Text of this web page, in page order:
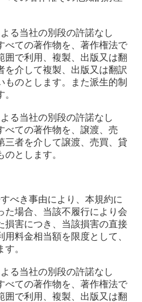
る当社の別段の許諾なし
べての著作物を、著作権法で
囲で利用、複製、出版又は翻
を介して複製、出版又は翻訳
のとします。また派生的制
る当社の別段の許諾なし
べての著作物を、譲渡、売
三者を介して譲渡、売買、貸
とします。
べき事由により、本規約に
た場合、当該不履行により会
損害につき、当該損害の直接
料金相当額を限度として、
。
る当社の別段の許諾なし
べての著作物を、著作権法で
囲で利用、複製、出版又は翻